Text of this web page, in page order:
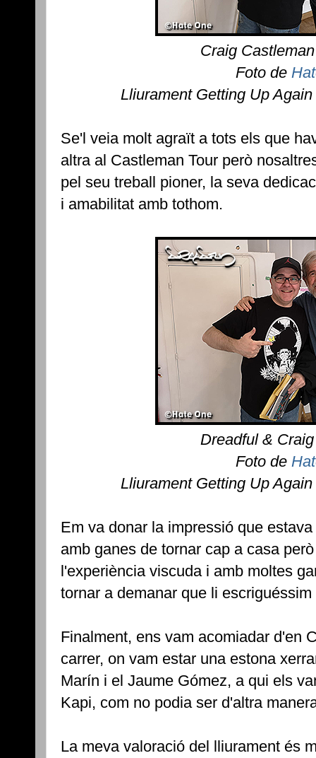
Craig
Foto de
Lliurament Getting Up
Se'l veia molt agraït a tots els que
altra al Castleman Tour però
pel seu treball pioner, la seva
i amabilitat amb tothom.
Dreadful &
Foto de
Lliurament Getting Up
Em va donar la impressió que
amb ganes de tornar cap a casa
l'experiència viscuda i amb moltes
tornar a demanar que li
Finalment, ens vam acomiadar d'en
carrer, on vam estar una estona
Marín i el Jaume Gómez, a qui els
Kapi, com no podia ser d'altra
La meva valoració del lliurament és